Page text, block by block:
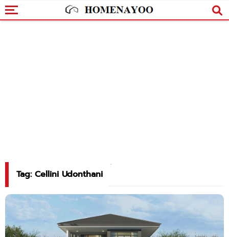
Tag: Cellini Udonthani